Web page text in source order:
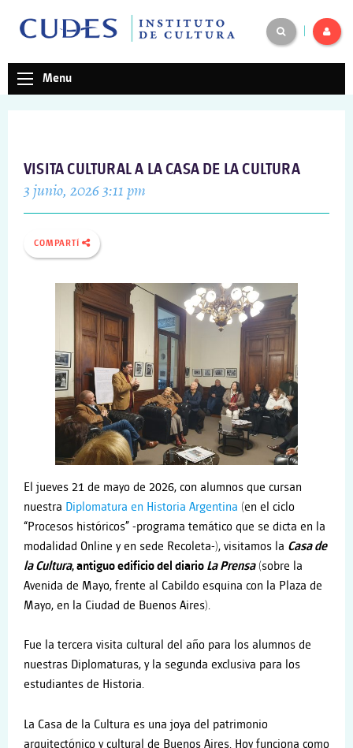
Menu
VISITA CULTURAL A LA CASA DE LA CULTURA
3 junio, 2026 3:11 pm
COMPARTÍ
El jueves 21 de mayo de 2026, con alumnos que cursan
nuestra Diplomatura en Historia Argentina (en el ciclo
“Procesos históricos” -programa temático que se dicta en la
modalidad Online y en sede Recoleta-), visitamos la Casa de
la Cultura, antiguo edificio del diario La Prensa(sobre la
Avenida de Mayo, frente al Cabildo esquina con la Plaza de
Mayo, en la Ciudad de Buenos Aires).
Fue la tercera visita cultural del año para los alumnos de
nuestras Diplomaturas, y la segunda exclusiva para los
estudiantes de Historia.
La Casa de la Cultura es una joya del patrimonio
arquitectónico y cultural de Buenos Aires. Hoy funciona como